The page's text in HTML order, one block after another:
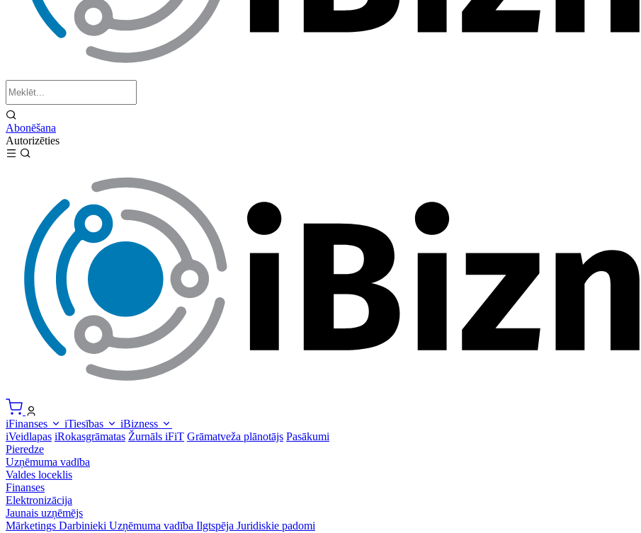
Abonēšana
Autorizēties
iFinanses iTiesības
iBizness
iVeidlapas iRokasgrāmatas Žurnāls iFiT Grāmatveža plānotājs Pasākumi
Pieredze
Uzņēmuma vadība
Valdes loceklis
Finanses
Elektronizācija
Jaunais uzņēmējs
Mārketings Darbinieki Uzņēmuma vadība Ilgtspēja Juridiskie padomi